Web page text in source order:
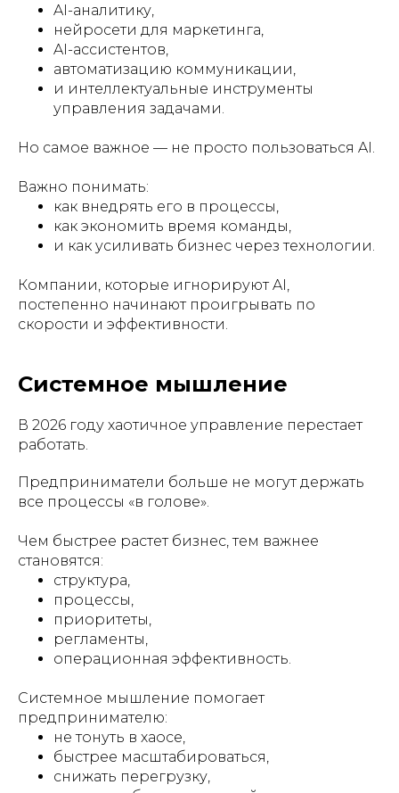
AI-аналитику,
нейросети для маркетинга,
AI-ассистентов,
автоматизацию коммуникации,
и интеллектуальные инструменты
управления задачами.
Но самое важное — не просто пользоваться AI.
Важно понимать:
как внедрять его в процессы,
как экономить время команды,
и как усиливать бизнес через технологии.
Компании, которые игнорируют AI,
постепенно начинают проигрывать по
скорости и эффективности.
Системное мышление
В 2026 году хаотичное управление перестает
работать.
Предприниматели больше не могут держать
все процессы «в голове».
Чем быстрее растет бизнес, тем важнее
становятся:
структура,
процессы,
приоритеты,
регламенты,
операционная эффективность.
Системное мышление помогает
предпринимателю:
не тонуть в хаосе,
быстрее масштабироваться,
снижать перегрузку,